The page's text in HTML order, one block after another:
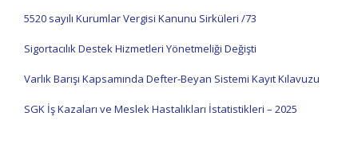
5520 sayılı Kurumlar Vergisi Kanunu Sirküleri /73
Sigortacılık Destek Hizmetleri Yönetmeliği Değişti
Varlık Barışı Kapsamında Defter-Beyan Sistemi Kayıt Kılavuzu
SGK İş Kazaları ve Meslek Hastalıkları İstatistikleri – 2025